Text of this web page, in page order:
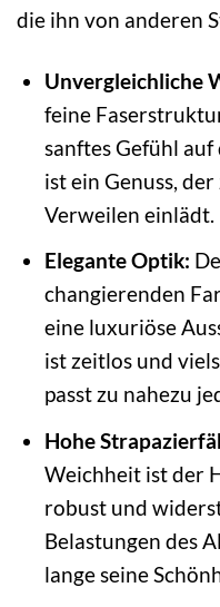
die ihn von anderen
Unvergleichliche
feine
sanftes Gefühl
ist ein Genuss,
Verweilen einlädt.
Elegante Optik:
changierenden
eine luxuriöse
ist zeitlos und
passt zu nahezu
Hohe
Weichheit ist der
robust und
Belastungen des
lange seine